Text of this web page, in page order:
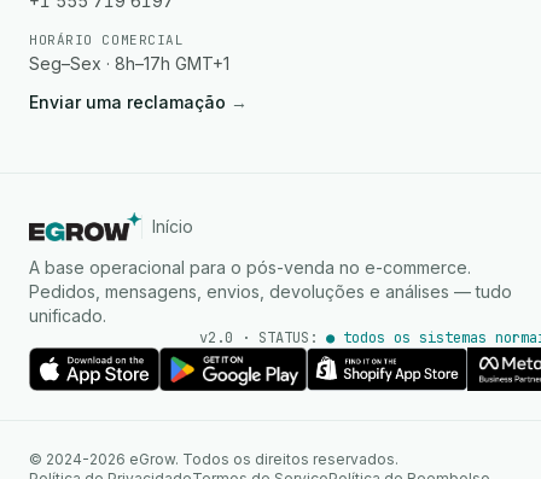
HORÁRIO COMERCIAL
Seg–Sex · 8h–17h GMT+1
Enviar uma reclamação →
Início
A base operacional para o pós-venda no e-commerce.
Pedidos, mensagens, envios, devoluções e análises — tudo
unificado.
v2.0 · STATUS: ● todos os sistemas
© 2024-2026 eGrow. Todos os direitos reservados.
WhatsApp